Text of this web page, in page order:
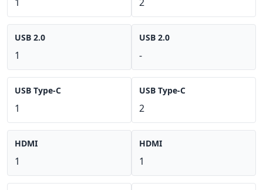
USB 2.0
1
USB Type-C
1
HDMI
1
USB 2.0
-
USB Type-C
2
HDMI
1